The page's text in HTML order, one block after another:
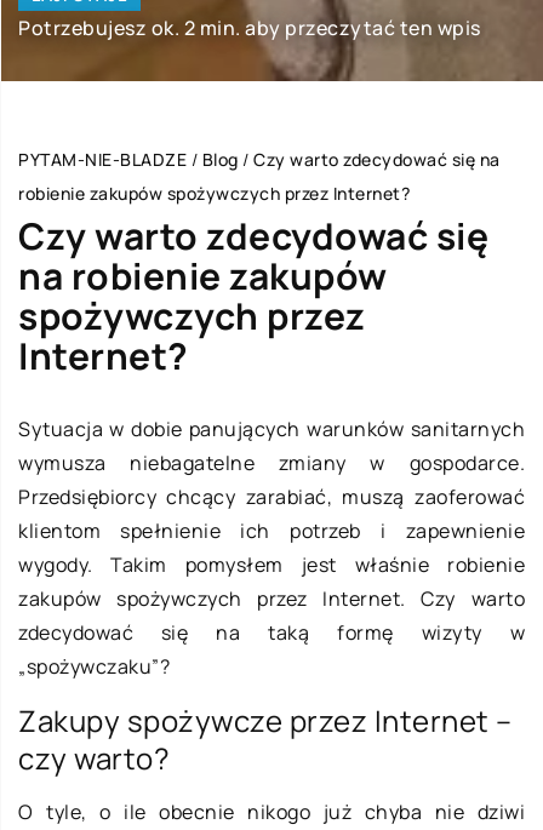
Potrzebujesz ok. 2 min. aby przeczytać ten wpis
PYTAM-NIE-BLADZE / Blog / Czy warto zdecydować się na
robienie zakupów spożywczych przez Internet?
Czy warto zdecydować się
na robienie zakupów
spożywczych przez
Internet?
Sytuacja w dobie panujących warunków sanitarnych
wymusza niebagatelne zmiany w gospodarce.
Przedsiębiorcy chcący zarabiać, muszą zaoferować
klientom spełnienie ich potrzeb i zapewnienie
wygody. Takim pomysłem jest właśnie robienie
zakupów spożywczych przez Internet. Czy warto
zdecydować się na taką formę wizyty w
„spożywczaku”?
Zakupy spożywcze przez Internet –
czy warto?
O tyle, o ile obecnie nikogo już chyba nie dziwi